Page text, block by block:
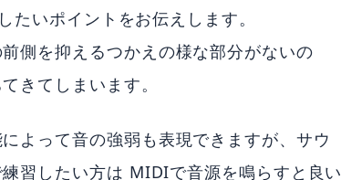
いポイントをお伝えします。
側を抑えるつかえの様な部分がないの
きてしまいます。
よって音の強弱も表現できますが、サウ
習したい方は MIDIで音源を鳴らすと良い